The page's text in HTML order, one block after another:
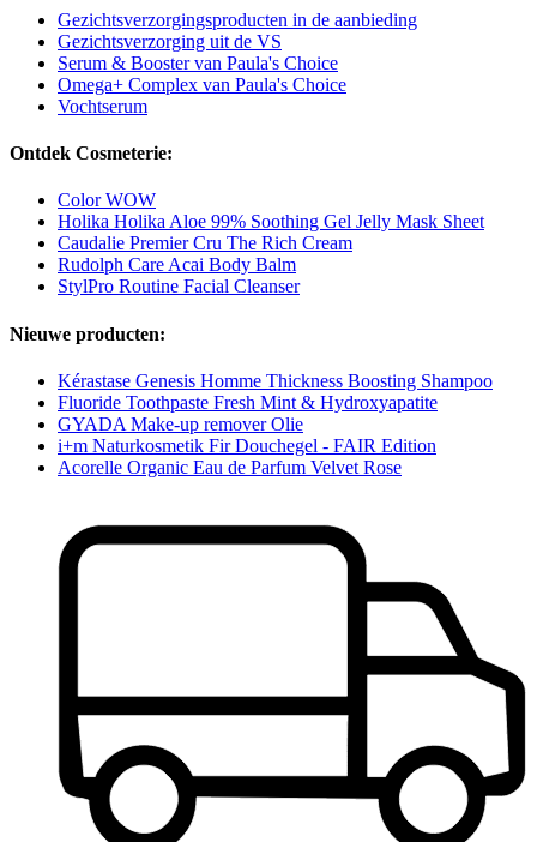
Gezichtsverzorgingsproducten in de aanbieding
Gezichtsverzorging uit de VS
Serum & Booster van Paula's Choice
Omega+ Complex van Paula's Choice
Vochtserum
Ontdek Cosmeterie:
Color WOW
Holika Holika Aloe 99% Soothing Gel Jelly Mask Sheet
Caudalie Premier Cru The Rich Cream
Rudolph Care Acai Body Balm
StylPro Routine Facial Cleanser
Nieuwe producten:
Kérastase Genesis Homme Thickness Boosting Shampoo
Fluoride Toothpaste Fresh Mint & Hydroxyapatite
GYADA Make-up remover Olie
i+m Naturkosmetik Fir Douchegel - FAIR Edition
Acorelle Organic Eau de Parfum Velvet Rose